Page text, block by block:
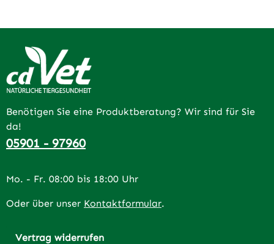
Benötigen Sie eine Produktberatung? Wir sind für Sie
da!
05901 - 97960
Mo. - Fr. 08:00 bis 18:00 Uhr
Oder über unser Kontaktformular.
Vertrag widerrufen